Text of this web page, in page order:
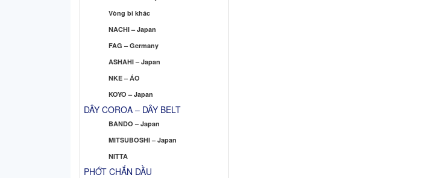
Vòng bi khác
NACHI – Japan
FAG – Germany
ASHAHI – Japan
NKE – ÁO
KOYO – Japan
DÂY COROA – DÂY BELT
BANDO – Japan
MITSUBOSHI – Japan
NITTA
PHỚT CHẮN DẦU